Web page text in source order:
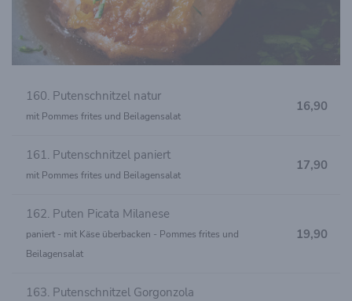
160. Putenschnitzel natur
mit Pommes frites und Beilagensalat
16,90
161. Putenschnitzel paniert
mit Pommes frites und Beilagensalat
17,90
162. Puten Picata Milanese
paniert - mit Käse überbacken - Pommes frites und
Beilagensalat
19,90
163. Putenschnitzel Gorgonzola